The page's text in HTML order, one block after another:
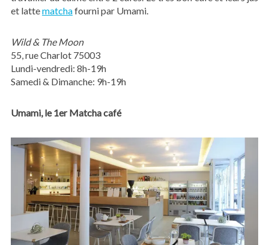
et lattematchafourni par Umami.
Wild & The Moon
55, rue Charlot 75003
Lundi-vendredi: 8h-19h
Samedi & Dimanche: 9h-19h
Umami, le 1er Matcha café